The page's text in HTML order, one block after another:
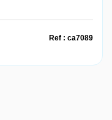
Ref : ca7089